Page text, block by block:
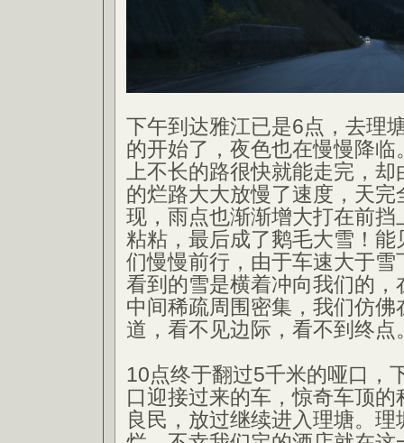
下午到达雅江已是6点，去理
的开始了，夜色也在慢慢降
上不长的路很快就能走完，
的烂路大大放慢了速度，天
现，雨点也渐渐增大打在前挡
粘粘，最后成了鹅毛大雪！
们慢慢前行，由于车速大于雪
看到的雪是横着冲向我们的，
中间稀疏周围密集，我们仿
道，看不见边际，看不到终点
10点终于翻过5千米的哑口，
口迎接过来的车，惊奇车顶
良民，放过继续进入理塘。